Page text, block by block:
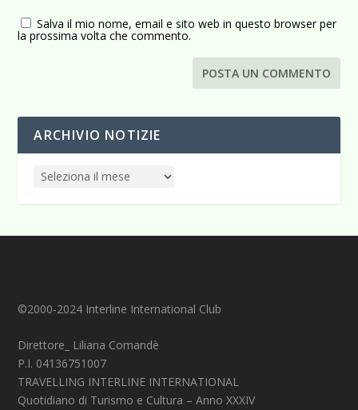
Salva il mio nome, email e sito web in questo browser per
la prossima volta che commento.
ARCHIVIO NOTIZIE
©2000-2024 Interline International Club
Direttore_ Liliana Comandè
P.I. 04136751007
TRAVELLING INTERLINE INTERNATIONAL
Quotidiano di Turismo e Cultura – Anno XXXIV